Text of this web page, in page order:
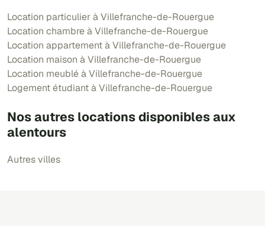
Location particulier à Villefranche-de-Rouergue
Location chambre à Villefranche-de-Rouergue
Location appartement à Villefranche-de-Rouergue
Location maison à Villefranche-de-Rouergue
Location meublé à Villefranche-de-Rouergue
Logement étudiant à Villefranche-de-Rouergue
Nos autres locations disponibles aux
alentours
Autres villes